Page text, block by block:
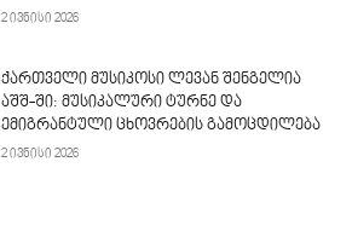
2 ივნისი 2026
ქართველი მუსიკოსი ლევან შენგელია
აშშ-ში: მუსიკალური ტურნე და
ემიგრანტული ცხოვრების გამოცდილება
2 ივნისი 2026